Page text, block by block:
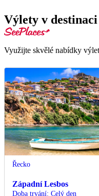
Výlety v destinaci
Využijte skvělé nabídky
Řecko
Západní Lesbos
Doba trvání: Celý den